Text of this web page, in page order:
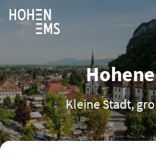
Kleine Stadt,